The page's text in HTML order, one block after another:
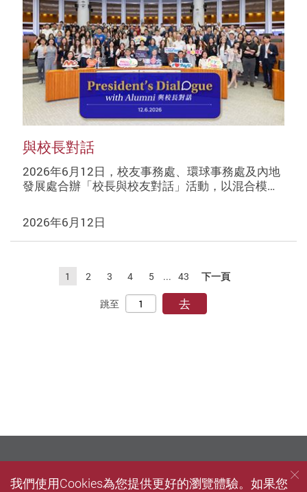
與校長對話
2026年6月12日，校友事務處、環球事務處及內地
發展處合辦「校長與校友對話」活動，以混合模…
2026年6月12日
1 2 3 4 5 ... 43 下一頁
跳至 去
我們使用Cookies為您提供更好的瀏覽體驗。如果您